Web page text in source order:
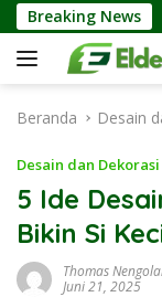
Langsung
ke
konten
Breaking News
KPR 40
Beranda Desain
Desain dan Dekorasi
5 Ide
Bikin Si
Thomas
Juni 21, 2025